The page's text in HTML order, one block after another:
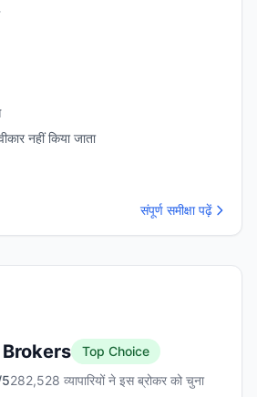
नहीं किया जाता
संपूर्ण समीक्षा पढ़ें
Top Choice
282,528 व्यापारियों ने इस ब्रोकर को चुना